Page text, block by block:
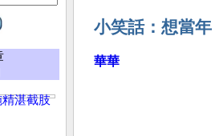
湛截肢
小笑話：想當
華華